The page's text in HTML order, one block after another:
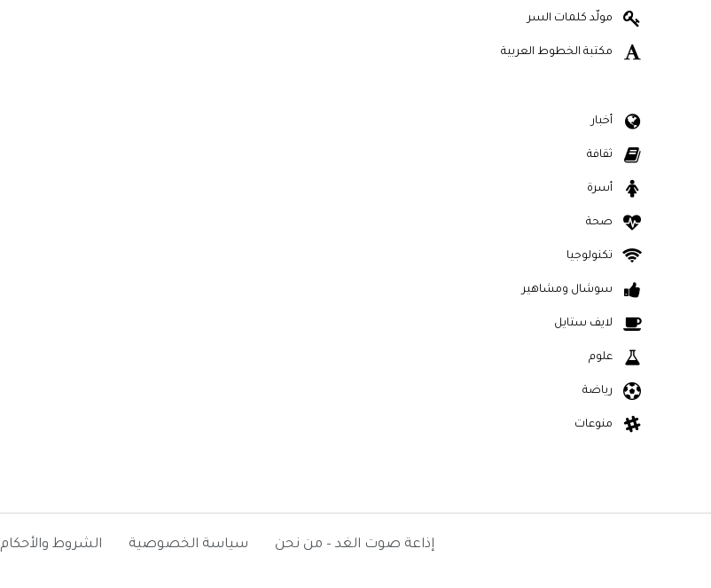
مولّد كلمات السر
مكتبة الخطوط العربية
أخبار
ثقافة
أسرة
صحة
تكنولوجيا
سوشال ومشاهير
لايف ستايل
علوم
رياضة
منوعات
إذاعة صوت الغد – من نحن سياسة الخصوصية الشروط والأحكام